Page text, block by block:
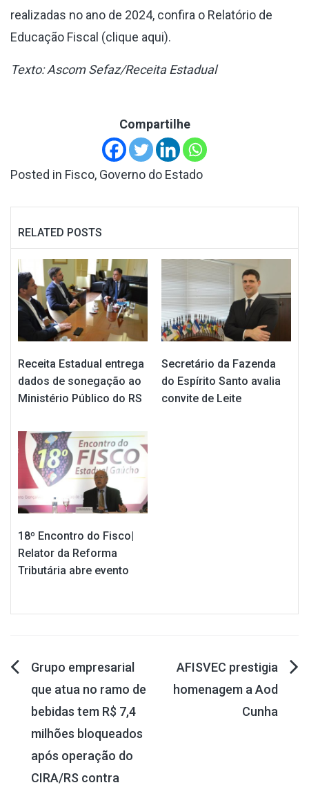
realizadas no ano de 2024, confira o Relatório de
Educação Fiscal (clique aqui).
Texto: Ascom Sefaz/Receita Estadual
Compartilhe
Posted in Fisco, Governo do Estado
RELATED POSTS
Receita Estadual entrega
dados de sonegação ao
Ministério Público do RS
Secretário da Fazenda
do Espírito Santo avalia
convite de Leite
18º Encontro do Fisco|
Relator da Reforma
Tributária abre evento
Navegação
de
Post
Grupo empresarial
que atua no ramo de
bebidas tem R$ 7,4
milhões bloqueados
após operação do
CIRA/RS contra
AFISVEC prestigia
homenagem a Aod
Cunha